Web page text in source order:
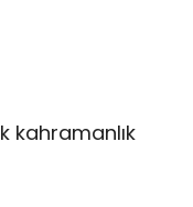
kahramanlık